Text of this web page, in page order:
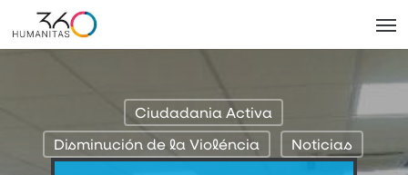
to
Ciudadania Activa
Disminución de la Violéncia
Noticias